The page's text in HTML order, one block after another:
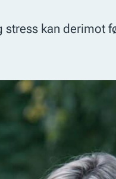
kan derimot